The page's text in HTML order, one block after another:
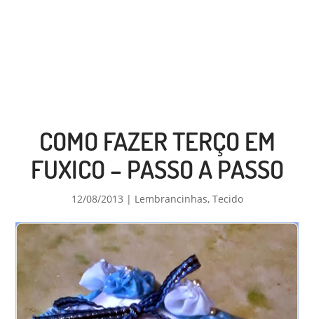
COMO FAZER TERÇO EM
FUXICO – PASSO A PASSO
12/08/2013 | Lembrancinhas, Tecido